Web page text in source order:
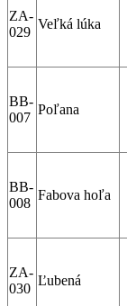
ZA-
029
Veľká lúka
BB-
007
Poľana
BB-
008
Fabova hoľa
ZA-
030
Ľubená